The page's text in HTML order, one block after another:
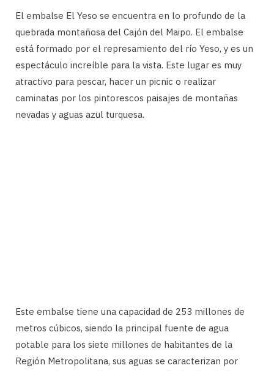
El embalse El Yeso se encuentra en lo profundo de la
quebrada montañosa del Cajón del Maipo. El embalse
está formado por el represamiento del río Yeso, y es un
espectáculo increíble para la vista. Este lugar es muy
atractivo para pescar, hacer un picnic o realizar
caminatas por los pintorescos paisajes de montañas
nevadas y aguas azul turquesa.
Este embalse tiene una capacidad de 253 millones de
metros cúbicos, siendo la principal fuente de agua
potable para los siete millones de habitantes de la
Región Metropolitana, sus aguas se caracterizan por